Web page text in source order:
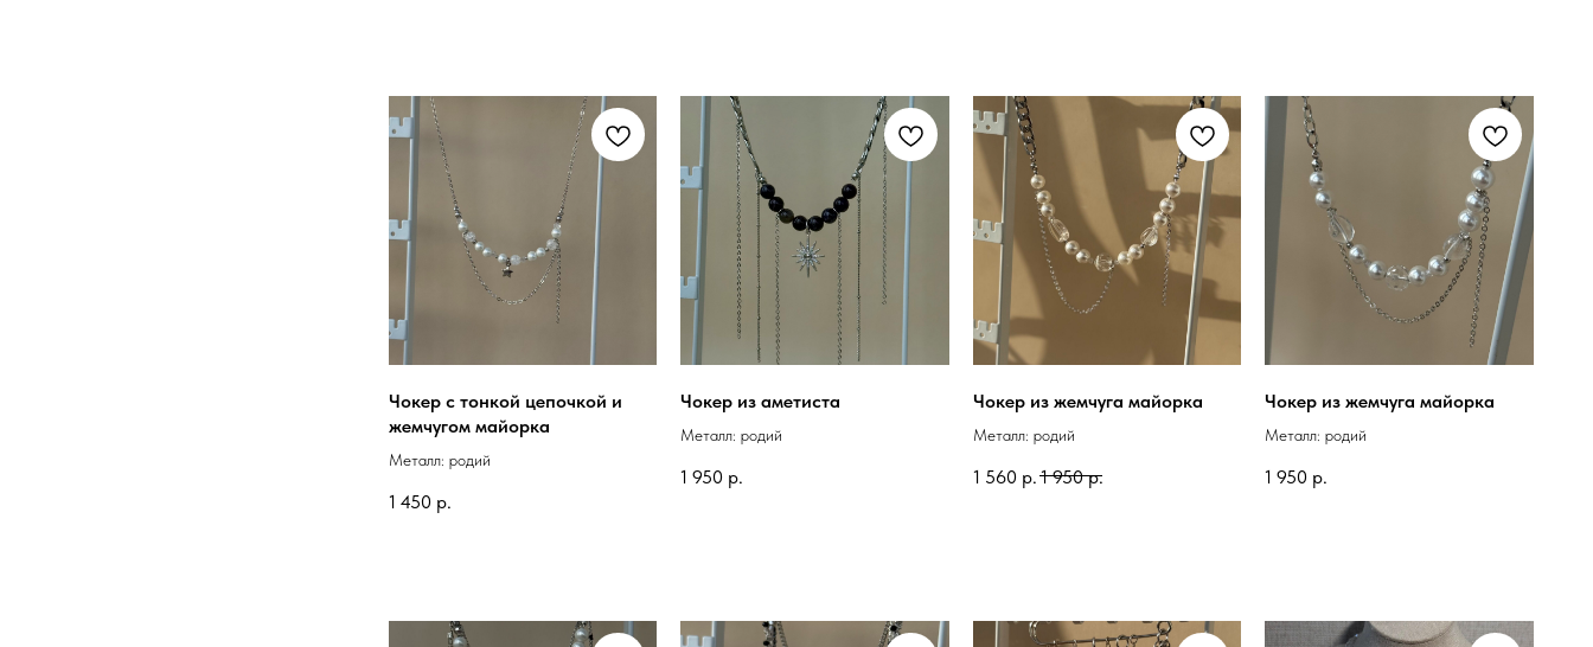
Чокер с тонкой цепочкой и
жемчугом майорка
Металл: родий
1 450 р.
Чокер из аметиста
Металл: родий
1 950 р.
Чокер из жемчуга майорка
Металл: родий
1 560 р. 1 950 р.
Чокер из жемчуга майорка
Металл: родий
1 950 р.